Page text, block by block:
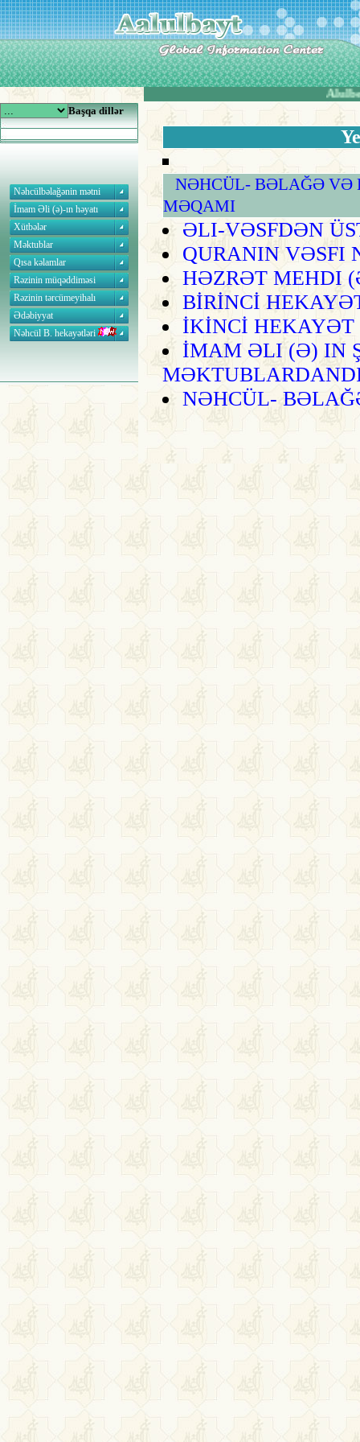
Başqa dillər
Nəhcülbəlağənin mətni
İmam Əli (ə)-ın həyatı
Xütbələr
Məktublar
Qısa kəlamlar
Rəzinin müqəddiməsi
Rəzinin tərcümeyihalı
Ədəbiyyat
Nəhcül B. hekayətləri